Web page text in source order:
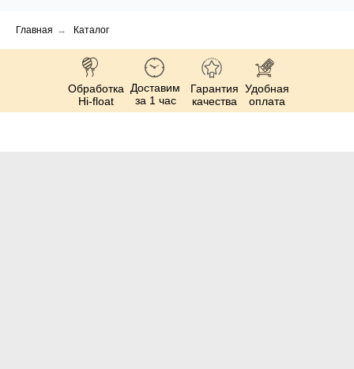
Главная → Каталог
Обработка
Hi-float
Доставим
за 1 час
Гарантия
качества
Удобная
оплата